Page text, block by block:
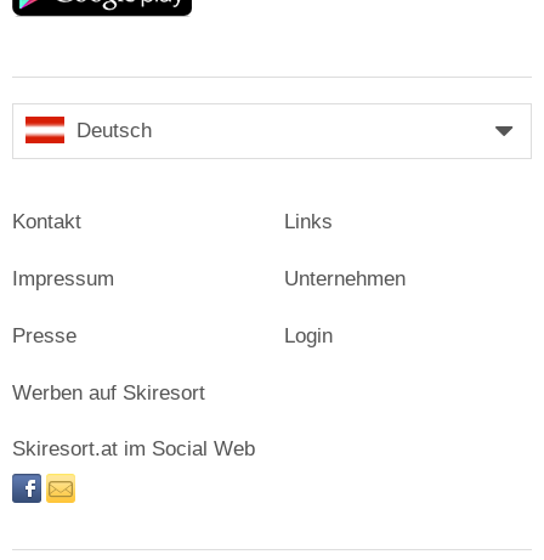
Deutsch
Kontakt
Impressum
Presse
Links
Unternehmen
Login
Werben auf Skiresort
Skiresort.at im Social Web
facebooknewsletter